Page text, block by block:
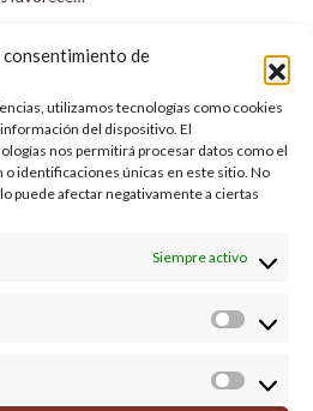
de
utilizamos tecnologías como cookies
del dispositivo. El
nos permitirá procesar datos como el
identificaciones únicas en este sitio. No
puede afectar negativamente a ciertas
Siempre activo